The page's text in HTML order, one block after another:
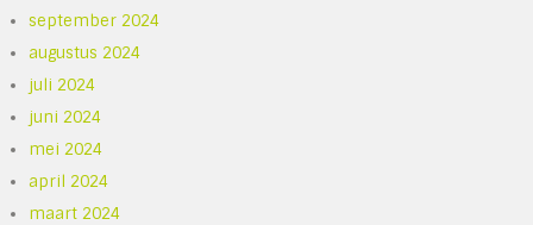
september 2024
augustus 2024
juli 2024
juni 2024
mei 2024
april 2024
maart 2024